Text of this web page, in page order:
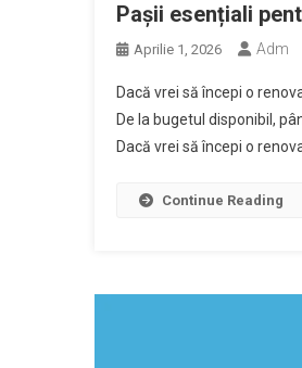
Pașii esențiali
Aprilie 1, 2026 Adm
Dacă vrei să începi o
De la bugetul disponibil,
Dacă vrei să începi o
Continue Reading